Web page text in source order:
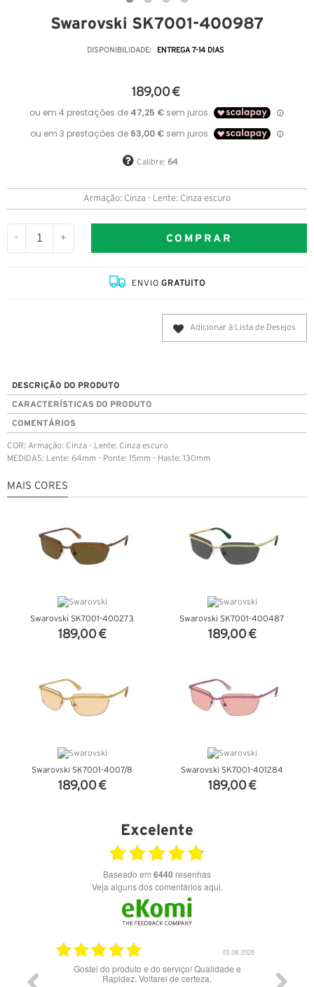
Swarovski SK7001-400987
DISPONIBILIDADE: ENTREGA 7-14 DIAS
189,00 €
Calibre: 64
Armação: Cinza - Lente: Cinza escuro
- + COMPRAR
ENVIOGRATUITO
Adicionar à Lista de Desejos
DESCRIÇÃO DO PRODUTO
CARACTERÍSTICAS DO PRODUTO
COMENTÁRIOS
COR: Armação: Cinza - Lente: Cinza escuro
MEDIDAS: Lente: 64mm - Ponte: 15mm - Haste: 130mm
MAIS CORES
Swarovski SK7001-400273
189,00 €
Swarovski SK7001-400487
189,00 €
Swarovski SK7001-4007/8
189,00 €
Swarovski SK7001-401284
189,00 €
Excelente
Baseado em 6440 resenhas
Veja alguns dos comentários aqui.
03.08.2026
Gostei do produto e do serviço! Qualidade e
Rapidez. Voltarei de certeza.